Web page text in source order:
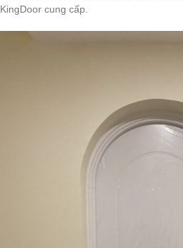
KingDoor cung cấp.